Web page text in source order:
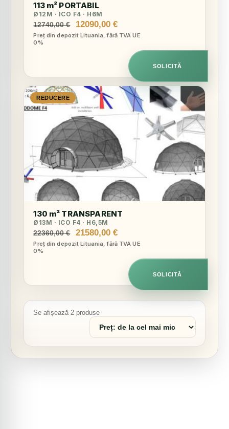
113 m² PORTABIL
Ø12M · ICO F4 · H6M
12740,00€
Prețul
inițial
12090,00€Prețul
curent
12090,00 €.
Preț din depozit Lituania, fără TVA UE
0%
SOLICITĂ
REDUCERE
130 m² TRANSPARENT
Ø13M · ICO F4 · H6,5M
22360,00€
Prețul
inițial
21580,00€Prețul
curent
21580,00 €.
Preț din depozit Lituania, fără TVA UE
0%
SOLICITĂ
Se afișează 2 produse
Sortează
produsele